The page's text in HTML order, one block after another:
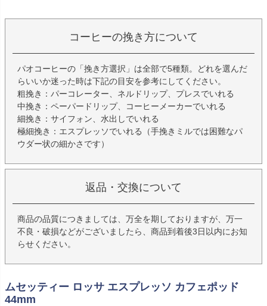
コーヒーの挽き方について
パオコーヒーの「挽き方選択」は全部で5種類。どれを選んだ
らいいか迷った時は下記の目安を参考にしてください。
粗挽き：パーコレーター、ネルドリップ、プレスでいれる
中挽き：ペーパードリップ、コーヒーメーカーでいれる
細挽き：サイフォン、水出しでいれる
極細挽き：エスプレッソでいれる（手挽きミルでは困難なパ
ウダー状の細かさです）
返品・交換について
商品の品質につきましては、万全を期しておりますが、万一
不良・破損などがございましたら、商品到着後3日以内にお知
らせください。
ムセッティー ロッサ エスプレッソ カフェポッド
44mm